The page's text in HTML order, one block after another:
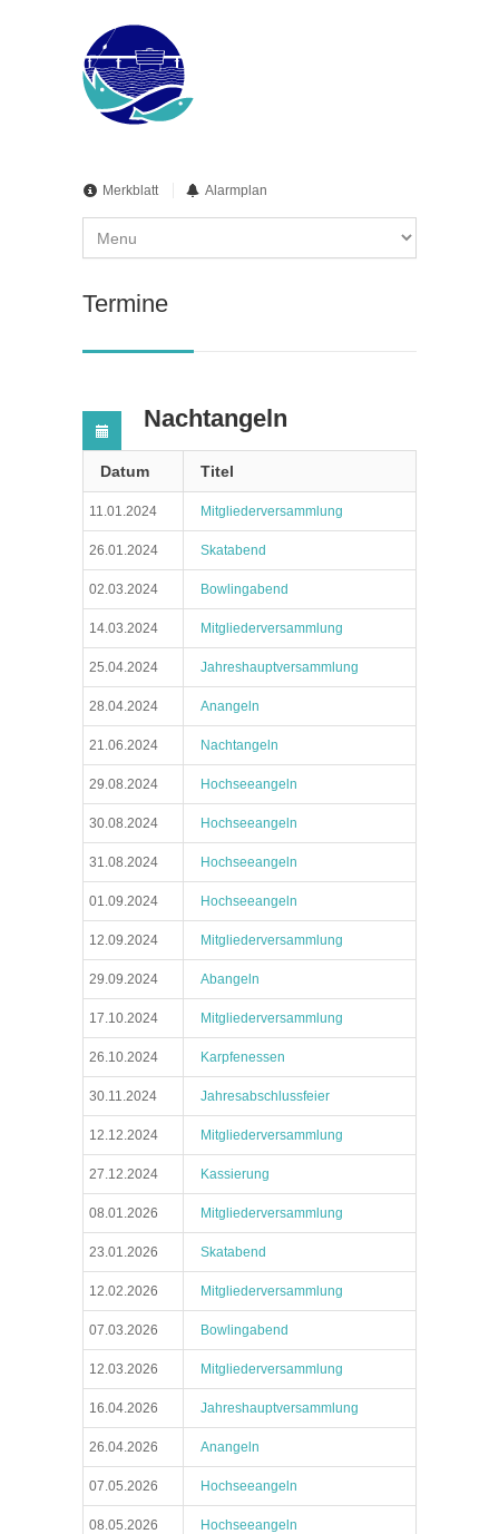
Merkblatt Alarmplan
Termine
Nachtangeln
Datum Titel
11.01.2024 Mitgliederversammlung
26.01.2024 Skatabend
02.03.2024 Bowlingabend
14.03.2024 Mitgliederversammlung
25.04.2024 Jahreshauptversammlung
28.04.2024 Anangeln
21.06.2024 Nachtangeln
29.08.2024 Hochseeangeln
30.08.2024 Hochseeangeln
31.08.2024 Hochseeangeln
01.09.2024 Hochseeangeln
12.09.2024 Mitgliederversammlung
29.09.2024 Abangeln
17.10.2024 Mitgliederversammlung
26.10.2024 Karpfenessen
30.11.2024 Jahresabschlussfeier
12.12.2024 Mitgliederversammlung
27.12.2024 Kassierung
08.01.2026 Mitgliederversammlung
23.01.2026 Skatabend
12.02.2026 Mitgliederversammlung
07.03.2026 Bowlingabend
12.03.2026 Mitgliederversammlung
16.04.2026 Jahreshauptversammlung
26.04.2026 Anangeln
07.05.2026 Hochseeangeln
08.05.2026 Hochseeangeln